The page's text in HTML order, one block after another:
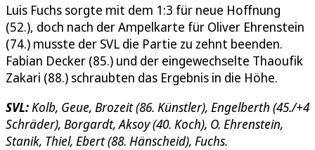
Luis Fuchs sorgte mit dem 1:3 für neue Hoffnung
(52.), doch nach der Ampelkarte für Oliver Ehrenstein
(74.) musste der SVL die Partie zu zehnt beenden.
Fabian Decker (85.) und der eingewechselte Thaoufik
Zakari (88.) schraubten das Ergebnis in die Höhe.
SVL: Kolb, Geue, Brozeit (86. Künstler), Engelberth (45./+4
Schräder), Borgardt, Aksoy (40. Koch), O. Ehrenstein,
Stanik, Thiel, Ebert (88. Hänscheid), Fuchs.